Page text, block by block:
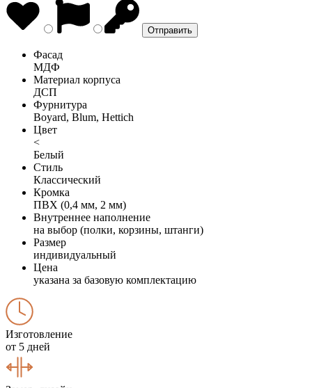
Фасад
МДФ
Материал корпуса
ДСП
Фурнитура
Boyard, Blum, Hettich
Цвет
<
Белый
Стиль
Классический
Кромка
ПВХ (0,4 мм, 2 мм)
Внутреннее наполнение
на выбор (полки, корзины, штанги)
Размер
индивидуальный
Цена
указана за базовую комплектацию
Изготовление
от 5 дней